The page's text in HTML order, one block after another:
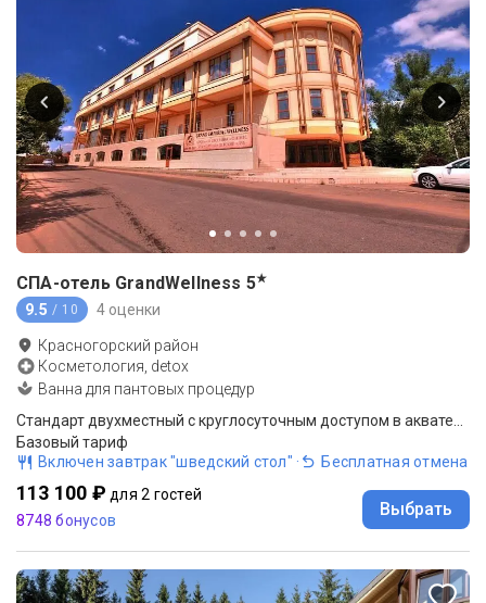
СПА-отель GrandWellness 5★
9.5 / 10 4 оценки
Красногорский район
Косметология, detox
Ванна для пантовых процедур
Стандарт двухместный с круглосуточным доступом в акватермальную зону
Базовый тариф
Включен завтрак "шведский стол" · Бесплатная отмена
113 100 ₽ для 2 гостей
8748 бонусов
Выбрать